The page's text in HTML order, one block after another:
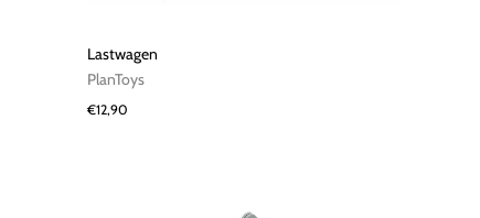
Lastwagen
PlanToys
€12,90